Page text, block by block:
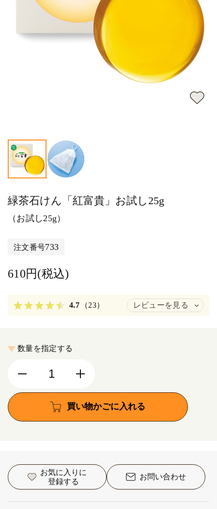
緑茶石けん「紅富貴」お試し25g
（お試し25g）
注文番号733
610円(税込)
4.7 （23） レビューを見る
数量を指定する
買い物かごに入れる
お気に入りに
登録する
お問い合わせ